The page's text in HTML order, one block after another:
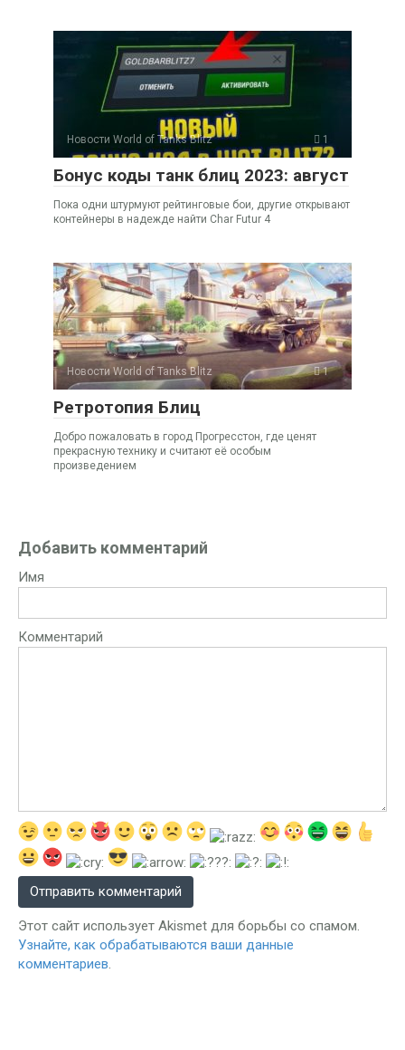
Новости World of Tanks Blitz 1
Бонус коды танк блиц 2023: август
Пока одни штурмуют рейтинговые бои, другие открывают
контейнеры в надежде найти Char Futur 4
Новости World of Tanks Blitz 1
Ретротопия Блиц
Добро пожаловать в город Прогресстон, где ценят
прекрасную технику и считают её особым
произведением
Добавить комментарий
Имя
Комментарий
Этот сайт использует Akismet для борьбы со спамом.
Узнайте, как обрабатываются ваши данные
комментариев.